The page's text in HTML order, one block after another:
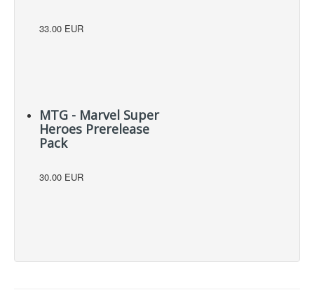
33.00 EUR
MTG - Marvel Super
Heroes Prerelease
Pack
30.00 EUR